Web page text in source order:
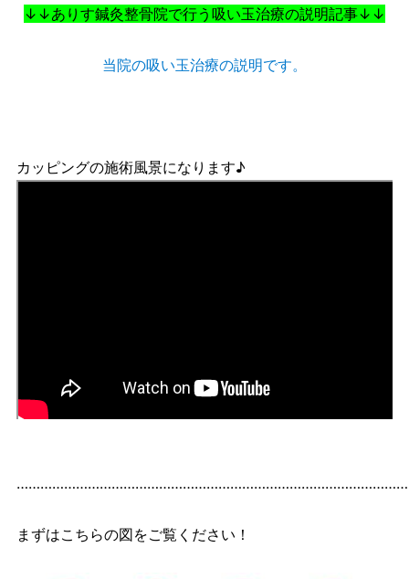
↓↓ありす鍼灸整骨院で行う吸い玉治療の説明記事↓↓
当院の吸い玉治療の説明です。
カッピングの施術風景になります♪
………………………………………………………………………………………
まずはこちらの図をご覧ください！